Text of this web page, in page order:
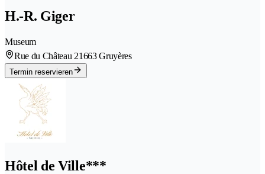
H.-R. Giger
Museum
Rue du Château 21663 Gruyères
Termin reservieren
Hôtel de Ville***